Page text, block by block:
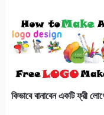
কিভাবে বানাবেন একটি ফ্রী